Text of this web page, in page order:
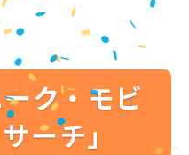
ク・モビ
ーチ」